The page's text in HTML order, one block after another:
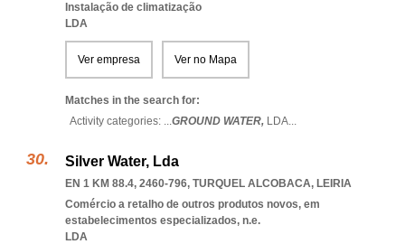
Instalação de climatização
LDA
Ver empresa Ver no Mapa
Matches in the search for:
Activity categories: ...GROUND WATER, LDA...
Silver Water, Lda
EN 1 KM 88.4, 2460-796, TURQUEL ALCOBACA, LEIRIA
Comércio a retalho de outros produtos novos, em
estabelecimentos especializados, n.e.
LDA